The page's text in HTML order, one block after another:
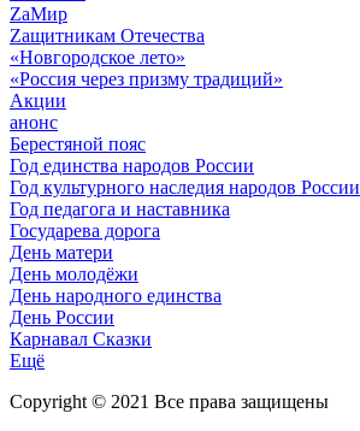
ZaМир
Zащитникам Отечества
«Новгородское лето»
«Россия через призму традиций»
Акции
анонс
Берестяной пояс
Год единства народов России
Год культурного наследия народов России
Год педагога и наставника
Государева дорога
День матери
День молодёжи
День народного единства
День России
Карнавал Сказки
Ещё
Copyright © 2021 Все права защищены